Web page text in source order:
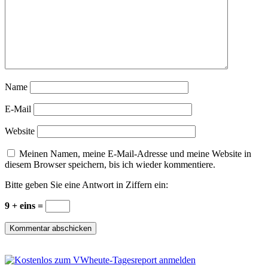
Name
E-Mail
Website
Meinen Namen, meine E-Mail-Adresse und meine Website in
diesem Browser speichern, bis ich wieder kommentiere.
Bitte geben Sie eine Antwort in Ziffern ein:
9 + eins =